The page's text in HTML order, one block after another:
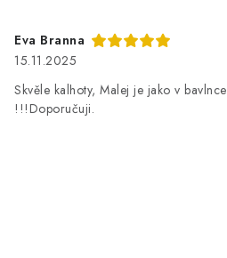
Eva Branna
15.11.2025
Skvěle kalhoty, Malej je jako v bavlnce
!!!Doporučuji.